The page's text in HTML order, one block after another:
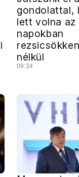
gondolattal,
lett volna az
napokban
nélkül
09:34